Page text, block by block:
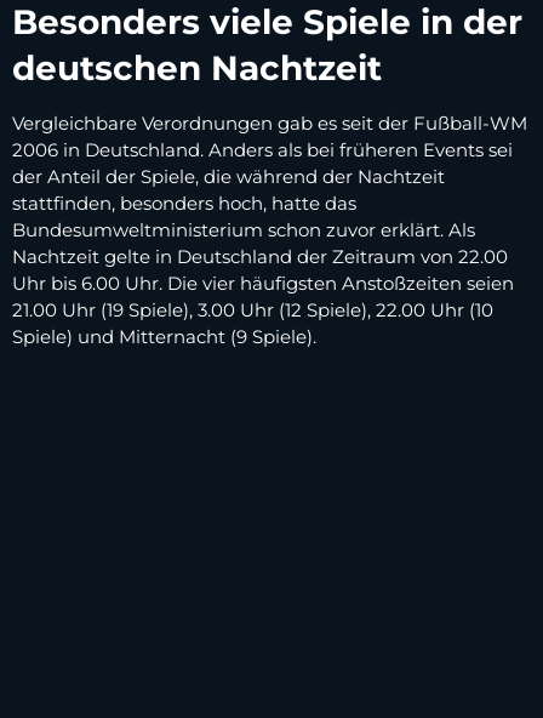
Besonders viele Spiele in der
deutschen Nachtzeit
Vergleichbare Verordnungen gab es seit der Fußball-WM
2006 in Deutschland. Anders als bei früheren Events sei
der Anteil der Spiele, die während der Nachtzeit
stattfinden, besonders hoch, hatte das
Bundesumweltministerium schon zuvor erklärt. Als
Nachtzeit gelte in Deutschland der Zeitraum von 22.00
Uhr bis 6.00 Uhr. Die vier häufigsten Anstoßzeiten seien
21.00 Uhr (19 Spiele), 3.00 Uhr (12 Spiele), 22.00 Uhr (10
Spiele) und Mitternacht (9 Spiele).